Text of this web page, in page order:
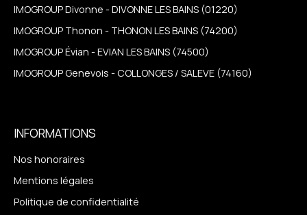
IMOGROUP Divonne - DIVONNE LES BAINS (01220)
IMOGROUP Thonon - THONON LES BAINS (74200)
IMOGROUP Évian - EVIAN LES BAINS (74500)
IMOGROUP Genevois - COLLONGES / SALEVE (74160)
INFORMATIONS
Nos honoraires
Mentions légales
Politique de confidentialité